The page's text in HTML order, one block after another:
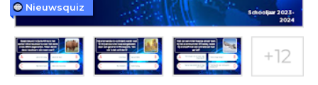
Nieuwsquiz